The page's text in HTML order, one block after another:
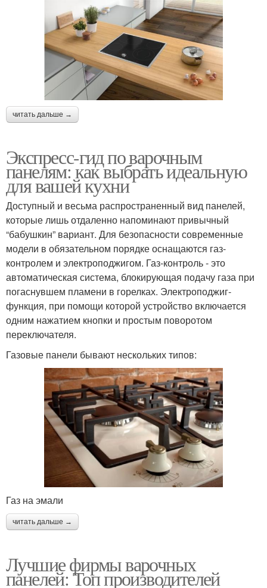
читать дальше →
Экспресс-гид по варочным
панелям: как выбрать идеальную
для вашей кухни
Доступный и весьма распространенный вид панелей,
которые лишь отдаленно напоминают привычный
“бабушкин” вариант. Для безопасности современные
модели в обязательном порядке оснащаются газ-
контролем и электроподжигом. Газ-контроль - это
автоматическая система, блокирующая подачу газа при
погаснувшем пламени в горелках. Электроподжиг-
функция, при помощи которой устройство включается
одним нажатием кнопки и простым поворотом
переключателя.
Газовые панели бывают нескольких типов:
Газ на эмали
читать дальше →
Лучшие фирмы варочных
панелей: Топ производителей